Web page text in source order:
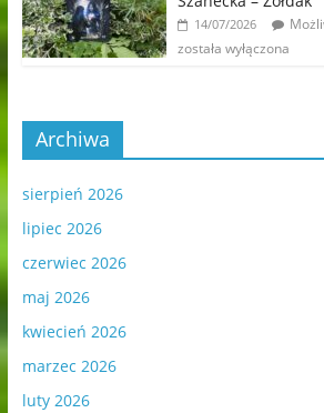
14/07/2026
została wyłączona
Archiwa
sierpień 2026
lipiec 2026
czerwiec 2026
maj 2026
kwiecień 2026
marzec 2026
luty 2026